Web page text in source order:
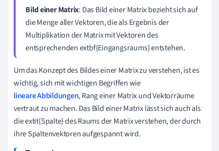
Bild einer Matrix: Das Bild einer Matrix bezieht sich auf
die Menge aller Vektoren, die als Ergebnis der
Multiplikation der Matrix mit Vektoren des
entsprechenden extbf{Eingangsraums} entstehen.
Um das Konzept des Bildes einer Matrix zu verstehen, ist es
wichtig, sich mit wichtigen Begriffen wie
lineare Abbildungen, Rang einer Matrix und Vektorräume
vertraut zu machen. Das Bild einer Matrix lässt sich auch als
die extit{Spalte} des Raums der Matrix verstehen, der durch
ihre Spaltenvektoren aufgespannt wird.